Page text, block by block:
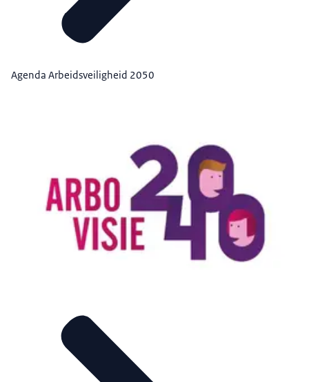
Agenda Arbeidsveiligheid 2050